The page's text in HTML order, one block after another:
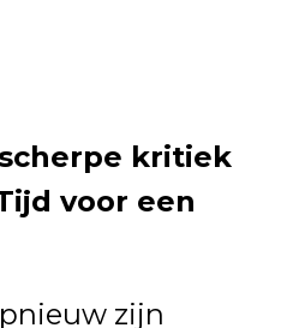
kritiek
voor een
zijn